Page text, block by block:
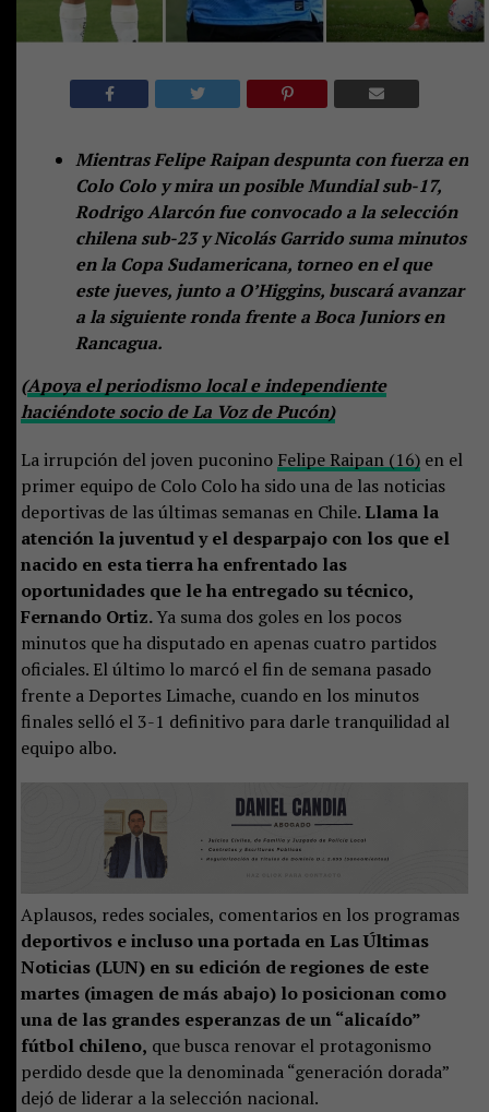
Mientras Felipe Raipan despunta con fuerza en
Colo Colo y mira un posible Mundial sub-17,
Rodrigo Alarcón fue convocado a la selección
chilena sub-23 y Nicolás Garrido suma minutos
en la Copa Sudamericana, torneo en el que
este jueves, junto a O’Higgins, buscará avanzar
a la siguiente ronda frente a Boca Juniors en
Rancagua.
(Apoya el periodismo local e independiente
haciéndote socio de La Voz de Pucón)
La irrupción del joven puconino Felipe Raipan (16)en el
primer equipo de Colo Colo ha sido una de las noticias
deportivas de las últimas semanas en Chile. Llama la
atención la juventud y el desparpajo con los que el
nacido en esta tierra ha enfrentado las
oportunidades que le ha entregado su técnico,
Fernando Ortiz.Ya suma dos goles en los pocos
minutos que ha disputado en apenas cuatro partidos
oficiales. El último lo marcó el fin de semana pasado
frente a Deportes Limache, cuando en los minutos
finales selló el 3-1 definitivo para darle tranquilidad al
equipo albo.
Aplausos, redes sociales, comentarios en los programas
deportivos e incluso una portada en Las Últimas
Noticias (LUN) en su edición de regiones de este
martes (imagen de más abajo) lo posicionan como
una de las grandes esperanzas de un “alicaído”
fútbol chileno, que busca renovar el protagonismo
perdido desde que la denominada “generación dorada”
dejó de liderar a la selección nacional.